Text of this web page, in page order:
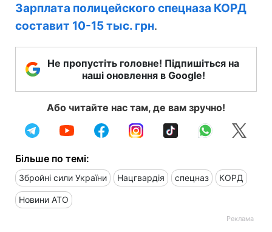
Зарплата полицейского спецназа КОРД
составит 10-15 тыс. грн.
Не пропустіть головне! Підпишіться на
наші оновлення в Google!
Або читайте нас там, де вам зручно!
Більше по темі:
Збройні сили України Нацгвардія спецназ КОРД
Новини АТО